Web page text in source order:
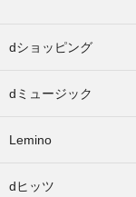
dショッピング
dミュージック
Lemino
dヒッツ